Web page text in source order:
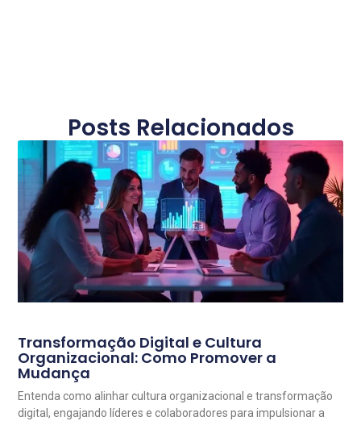
Posts Relacionados
Transformação Digital e Cultura
Organizacional: Como Promover a
Mudança
Entenda como alinhar cultura organizacional e transformação
digital, engajando líderes e colaboradores para impulsionar a